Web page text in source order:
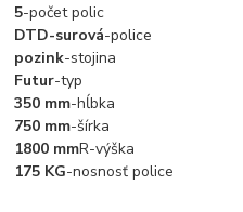
5-počet polic
DTD-surová-police
pozink-stojina
Futur-typ
350 mm-hĺbka
750 mm-šírka
1800 mmR-výška
175 KG-nosnosť police